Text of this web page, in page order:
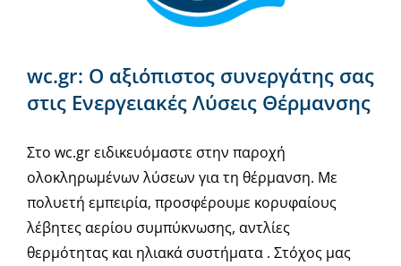
wc.gr: Ο αξιόπιστος συνεργάτης σας
στις Ενεργειακές Λύσεις Θέρμανσης
Στο wc.gr ειδικευόμαστε στην παροχή
ολοκληρωμένων λύσεων για τη θέρμανση. Με
πολυετή εμπειρία, προσφέρουμε κορυφαίους
λέβητες αερίου συμπύκνωσης, αντλίες
θερμότητας και ηλιακά συστήματα . Στόχος μας